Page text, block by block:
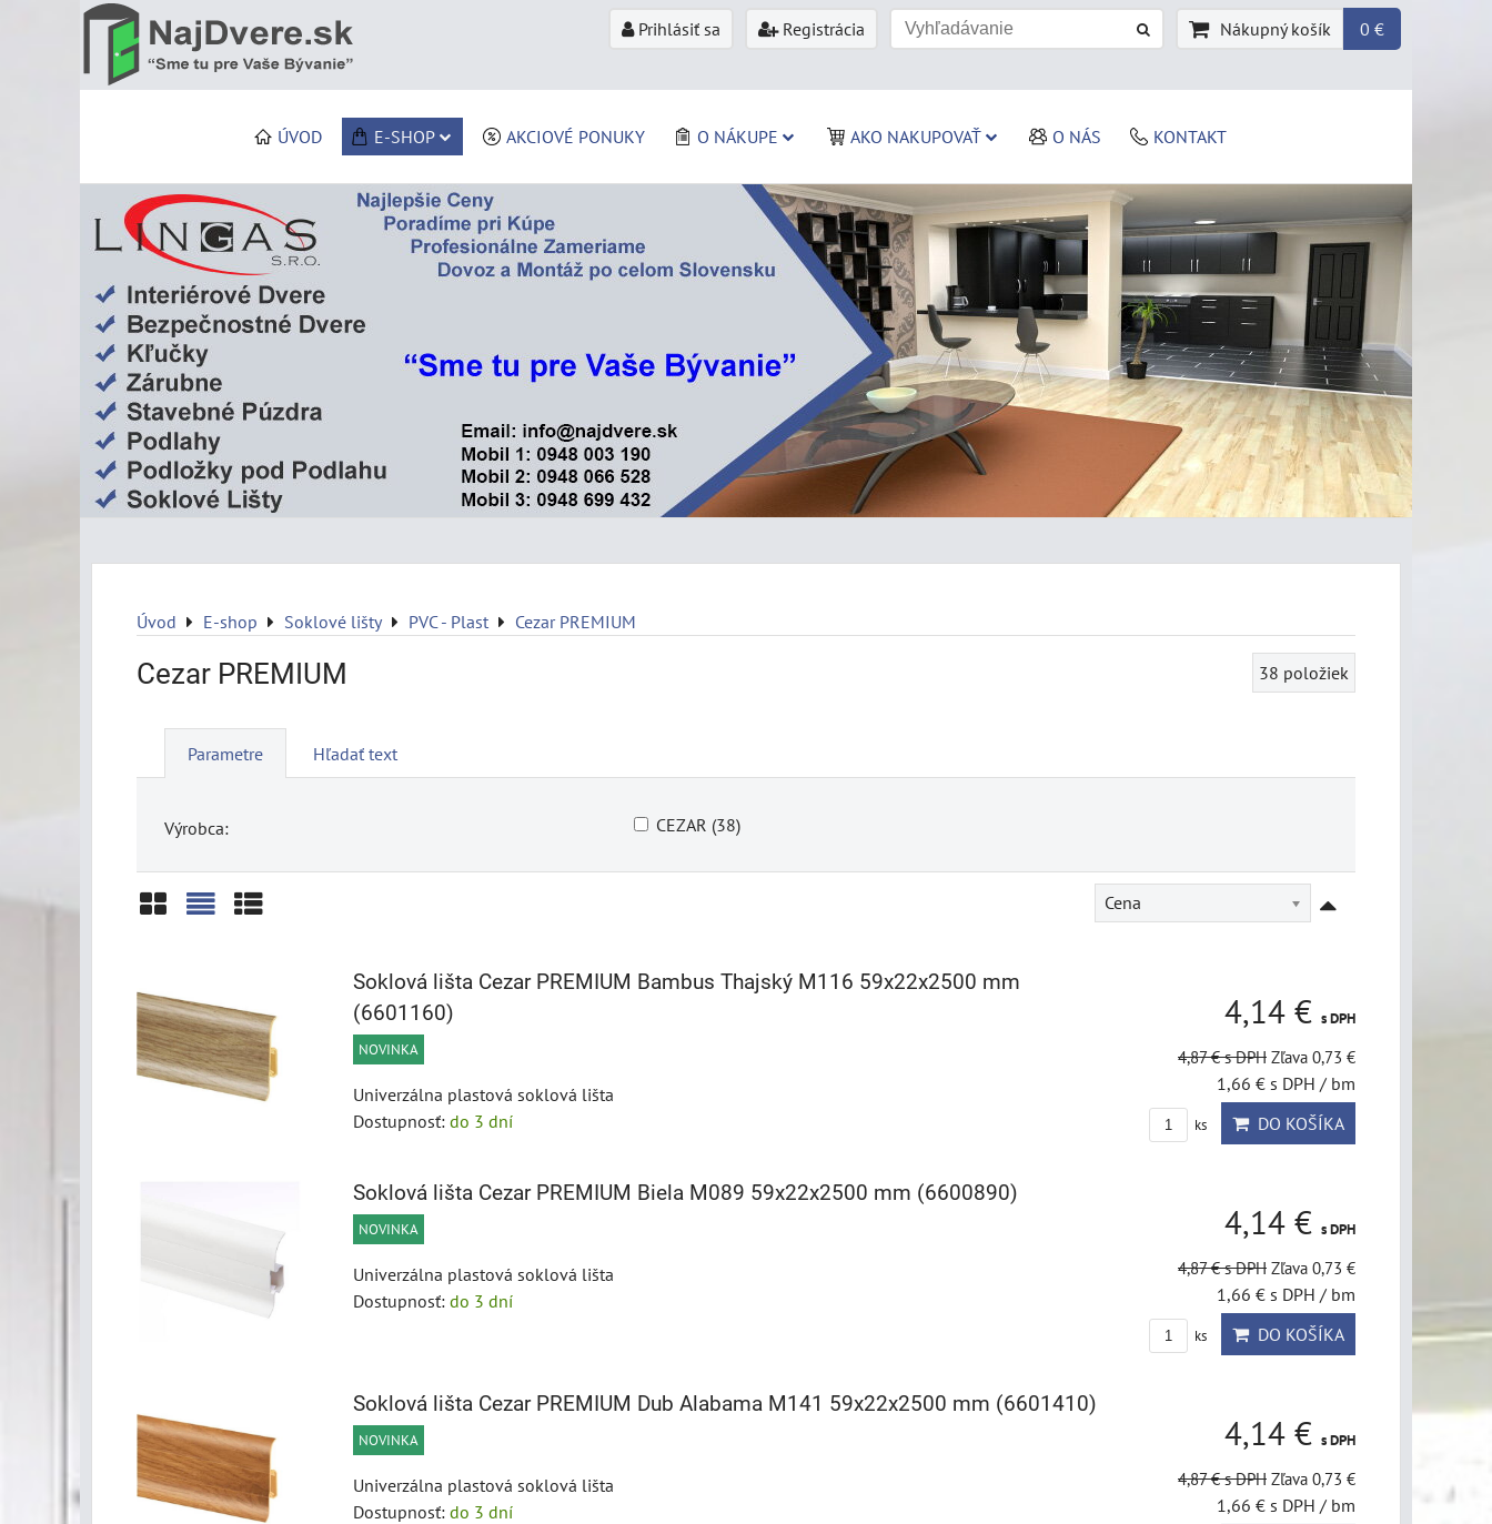
Prihlásiť sa Registrácia Nákupný košík 0 €
ÚVOD E-SHOP AKCIOVÉ PONUKY O NÁKUPE AKO NAKUPOVAŤ O NÁS KONTAKT
Úvod E-shop Soklové lišty PVC - Plast Cezar PREMIUM
Cezar PREMIUM 38 položiek
Parametre Hľadať text
Výrobca: CEZAR (38)
Cena
Soklová lišta Cezar PREMIUM Bambus Thajský M116 59x22x2500 mm
(6601160)
NOVINKA
Univerzálna plastová soklová lišta
Dostupnosť: do 3 dní
4,14 € s DPH
4,87 €s DPH Zľava 0,73 €
1,66 € s DPH / bm
ks DO KOŠÍKA
Soklová lišta Cezar PREMIUM Biela M089 59x22x2500 mm (6600890)
NOVINKA
Univerzálna plastová soklová lišta
Dostupnosť: do 3 dní
4,14 € s DPH
4,87 €s DPH Zľava 0,73 €
1,66 € s DPH / bm
ks DO KOŠÍKA
Soklová lišta Cezar PREMIUM Dub Alabama M141 59x22x2500 mm (6601410)
NOVINKA
Univerzálna plastová soklová lišta
Dostupnosť: do 3 dní
4,14 € s DPH
4,87 €s DPH Zľava 0,73 €
1,66 € s DPH / bm